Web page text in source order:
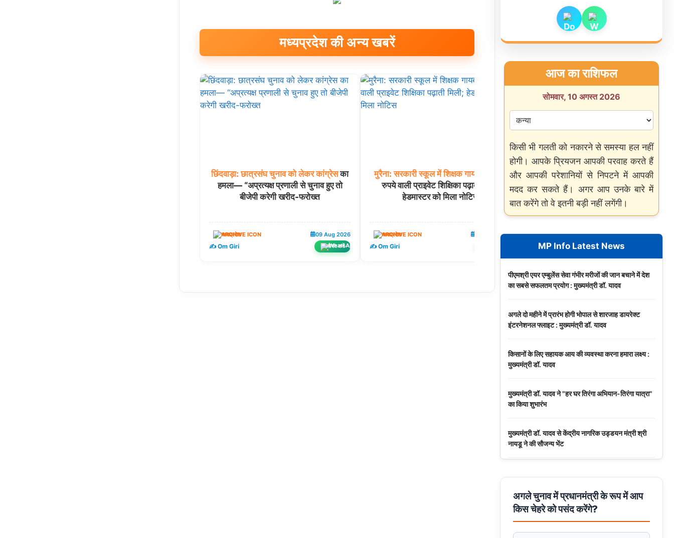
मध्यप्रदेश की अन्य खबरें
छिंदवाड़ा: छात्रसंघ चुनाव को लेकर कांग्रेसका
हमला— “अप्रत्यक्ष प्रणाली से चुनाव हुए तो
बीजेपी करेगी खरीद-फरोख्त
मध्यप्रदेश 09 Aug 2026
✍️ Om Giri शेयर करें
मुरैना: सरकारी स्कूल में शिक्षक गायब,
रुपये वाली प्राइवेट शिक्षिका पढ़ाती मिली;
हेडमास्टर को मिला नोटिस
मध्यप्रदेश 09 Aug 2026
✍️ Om Giri
बारिश में बुलेट पर निकले CM मोहन यादव:
भोपालमें हाथ में तिरंगा थामे निकाली यात्रा, बच्चों
के लिए तोड़ा प्रोटोकॉल
मध्यप्रदेश 09 Aug 2026
✍️ Om Giri
आज का राशिफल
सोमवार, 10 अगस्त 2026
किसी भी गलती को नकारने से समस्या हल नहीं
होगी। आपके प्रियजन आपकी परवाह करते हैं
और आपकी परेशानियों से निपटने में आपकी
मदद कर सकते हैं। अगर आप उनके बारे में
बात करेंगे तो वे इतनी बड़ी नहीं लगेंगी।
MP Info Latest News
पीएमश्री एयर एम्बुलेंस सेवा गंभीर मरीजों की जान बचाने में देश
का सबसे सफलतम प्रयोग : मुख्यमंत्री डॉ. यादव
अगले दो महीने में प्रारंभ होगी भोपाल से शारजाह डायरेक्ट
इंटरनेशनल फ्लाइट : मुख्यमंत्री डॉ. यादव
किसानों के लिए सहायक आय की व्यवस्था करना हमारा लक्ष्य :
मुख्यमंत्री डॉ. यादव
मुख्यमंत्री डॉ. यादव ने "हर घर तिरंगा अभियान-तिरंगा यात्रा"
का किया शुभारंभ
मुख्यमंत्री डॉ. यादव से केंद्रीय नागरिक उड्डयन मंत्री श्री
नायडू ने की सौजन्य भेंट
मुख्यमंत्री डॉ. यादव ने धार जिले में हुई सड़क दुर्घटना पर दु:ख
व्यक्त किया
अगले चुनाव में प्रधानमंत्री के रूप में आप
किस चेहरे को पसंद करेंगे?